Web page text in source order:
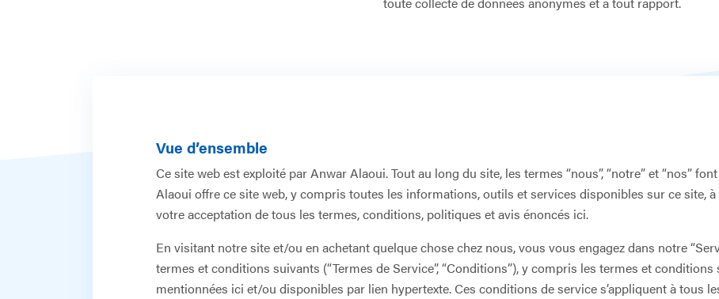
Vue d’ensemble
Ce site web est exploité par Anwar Alaoui. Tout au long du site, les termes “nous”, “notre” et “nos”
Alaoui offre ce site web, y compris toutes les informations, outils et services disponibles sur ce site, à
votre acceptation de tous les termes, conditions, politiques et avis énoncés ici.
En visitant notre site et/ou en achetant quelque chose chez nous, vous vous engagez dans notre
termes et conditions suivants (“Termes de Service”, “Conditions”), y compris les termes et
mentionnées ici et/ou disponibles par lien hypertexte. Ces conditions de service s’appliquent à tous